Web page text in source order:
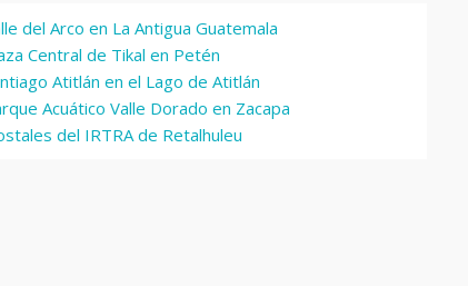
del Arco en La Antigua Guatemala
Central de Tikal en Petén
Atitlán en el Lago de Atitlán
Acuático Valle Dorado en Zacapa
del IRTRA de Retalhuleu